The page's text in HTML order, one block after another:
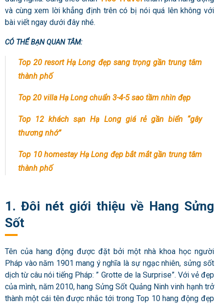
và cùng xem lời khẳng định trên có bị nói quá lên không với
bài viết ngay dưới đây nhé.
CÓ THỂ BẠN QUAN TÂM:
Top 20 resort Hạ Long đẹp sang trọng gần trung tâm
thành phố
Top 20 villa Hạ Long chuẩn 3-4-5 sao tầm nhìn đẹp
Top 12 khách sạn Hạ Long giá rẻ gần biển “gây
thương nhớ”
Top 10 homestay Hạ Long đẹp bắt mắt gần trung tâm
thành phố
1. Đôi nét giới thiệu về Hang Sửng
Sốt
Tên của hang động được đặt bởi một nhà khoa học người
Pháp vào năm 1901 mang ý nghĩa là sự ngạc nhiên, sửng sốt
dịch từ câu nói tiếng Pháp: ” Grotte de la Surprise”. Với vẻ đẹp
của mình, năm 2010, hang Sửng Sốt Quảng Ninh vinh hạnh trở
thành một cái tên được nhắc tới trong Top 10 hang động đẹp